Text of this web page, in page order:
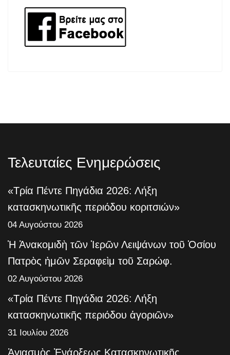
Τελευταίες Ενημερώσεις
«Τρία Πέντε Πηγάδια 2026: Λήξη
κατασκηνωτικῆς περιόδου κοριτσιών»
04 Αυγούστου 2026
Ἡ Ἀνακομιδὴ τῶν Ἱερῶν Λειψάνων τοῦ Ὁσίου
Πατρὸς ἡμῶν Σεραφεὶμ τοῦ Σαρώφ.
02 Αυγούστου 2026
«Τρία Πέντε Πηγάδια 2026: Λήξη
κατασκηνωτικῆς περιόδου ἀγοριῶν»
31 Ιουλίου 2026
Ἁγιασμὸς Ἐνάρξεως Κατασκηνωτικῆς